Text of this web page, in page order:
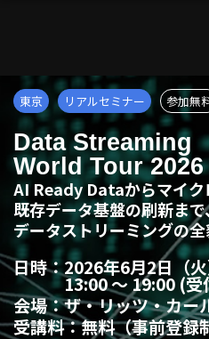
東京 リアルセミナー 参加無
Data Streaming
World Tour
AI Ready Dataからマイク
既存データ基盤の刷新まで
データストリーミングの
日時：2026年6月2日（
13:00 ～ 19:00 (
会場：ザ・リッツ・カー
受講料：無料（事前登録